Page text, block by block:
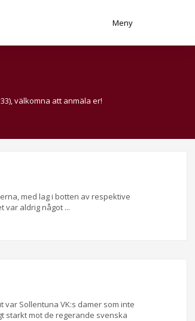
Meny
välkomna att anmäla er!
med lag i botten av respektive
var aldrig något ...
Sollentuna VK:s damer som inte
starkt mot de regerande svenska